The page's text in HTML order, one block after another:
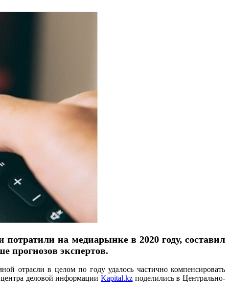
на медиарынке в 2020 году, составил
прогнозов экспертов.
отрасли в целом по году удалось частично компенсировать
деловой информации Kapital.kzподелились в Центрально-